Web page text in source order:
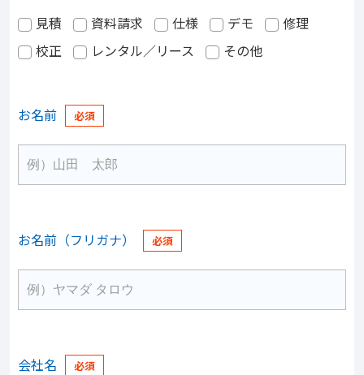
見積 資料請求 仕様 デモ
修理
校正
レンタル／リース その他
お名前
お名前（フリガナ）
会社名